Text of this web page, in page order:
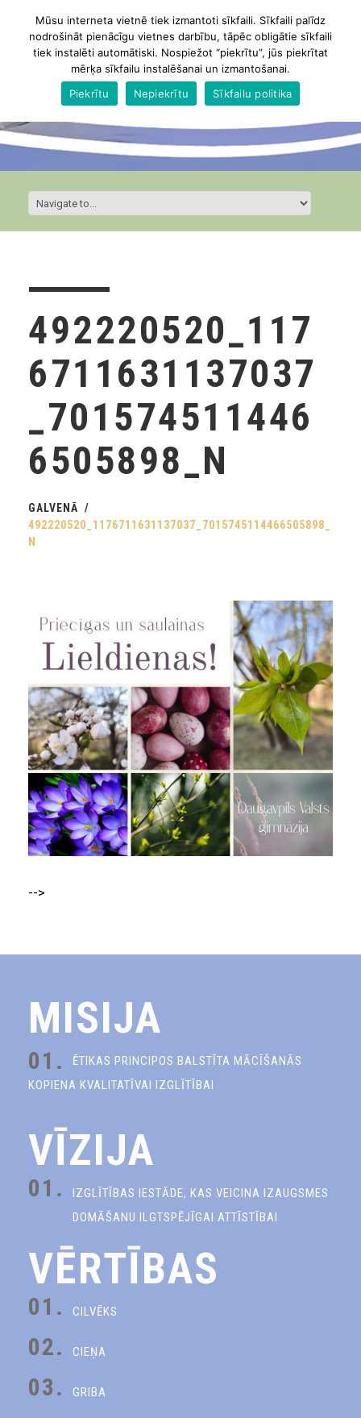
492220520_117
6711631137037
_701574511446
6505898_N
GALVENĀ
492220520_1176711631137037_7015745114466505898_
N
-->
MISIJA
01.
ĒTIKAS PRINCIPOS BALSTĪTA MĀCĪŠANĀS
KOPIENA KVALITATĪVAI IZGLĪTĪBAI
VĪZIJA
01.
IZGLĪTĪBAS IESTĀDE, KAS VEICINA IZAUGSMES
DOMĀŠANU ILGTSPĒJĪGAI ATTĪSTĪBAI
VĒRTĪBAS
01. CILVĒKS
02. CIEŅA
03. GRIBA
Mūsu interneta vietnē tiek izmantoti sīkfaili. Sīkfaili palīdz
nodrošināt pienācīgu vietnes darbību, tāpēc obligātie sīkfaili
tiek instalēti automātiski. Nospiežot “piekrītu”, jūs piekrītat
mērķa sīkfailu instalēšanai un izmantošanai.
Piekrītu
Nepiekrītu Sīkfailu politika